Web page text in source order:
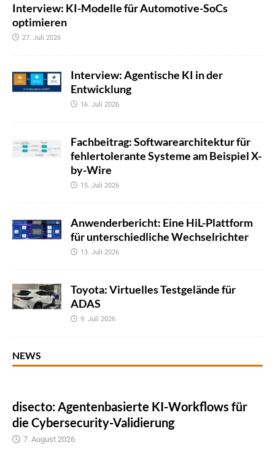
Interview: KI-Modelle für Automotive-SoCs
optimieren
27. Juli 2026
Interview: Agentische KI in der
Entwicklung
16. Juli 2026
Fachbeitrag: Softwarearchitektur für
fehlertolerante Systeme am Beispiel X-
by-Wire
15. Juli 2026
Anwenderbericht: Eine HiL-Plattform
für unterschiedliche Wechselrichter
13. Juli 2026
Toyota: Virtuelles Testgelände für
ADAS
9. Juli 2026
NEWS
disecto: Agentenbasierte KI-Workflows für
die Cybersecurity-Validierung
7. August 2026